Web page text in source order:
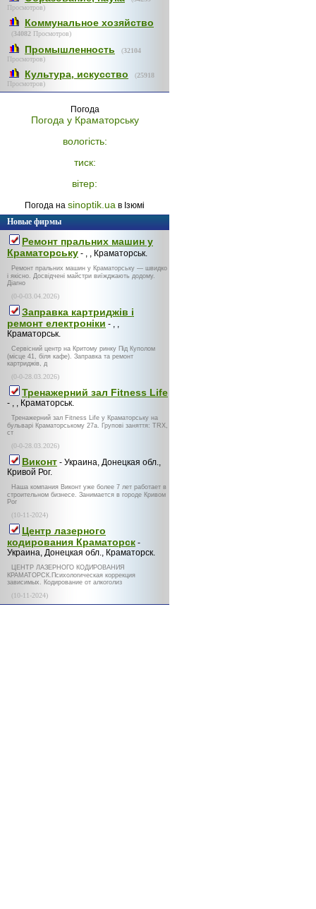
Просмотров)
Коммунальное хозяйство
(34082 Просмотров)
Промышленность (32104
Просмотров)
Культура, искусство (25918
Просмотров)
Погода
Погода у Краматорську
вологість:
тиск:
вітер:
Погода на sinoptik.ua в Ізюмі
Новые фирмы
Ремонт пральних машин у
Краматорську - , , Краматорськ.
Ремонт пральних машин у Краматорську — швидко
і якісно. Досвідчені майстри виїжджають додому.
Діагно
(0-0-03.04.2026)
Заправка картриджів і
ремонт електроніки - , ,
Краматорськ.
Сервісний центр на Критому ринку Під Куполом
(місце 41, біля кафе). Заправка та ремонт
картриджів, д
(0-0-28.03.2026)
Тренажерний зал Fitness Life
- , , Краматорськ.
Тренажерний зал Fitness Life у Краматорську на
бульварі Краматорському 27а. Групові заняття: TRX,
ст
(0-0-28.03.2026)
Виконт - Украина, Донецкая обл.,
Кривой Рог.
Наша компания Виконт уже более 7 лет работает в
строительном бизнесе. Занимается в городе Кривом
Рог
(10-11-2024)
Центр лазерного
кодирования Краматорск -
Украина, Донецкая обл., Краматорск.
ЦЕНТР ЛАЗЕРНОГО КОДИРОВАНИЯ
КРАМАТОРСК.Психологическая коррекция
зависимых. Кодирование от алкоголиз
(10-11-2024)